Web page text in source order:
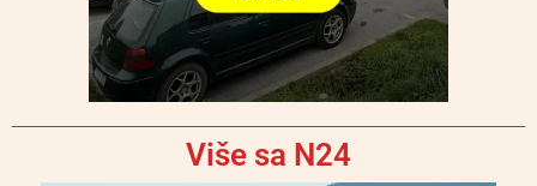
Više sa N24